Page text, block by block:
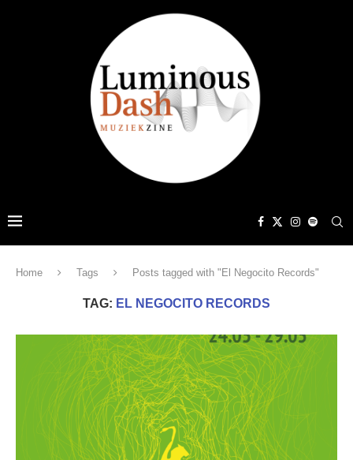
Home Tags Posts tagged with "El Negocito Records"
TAG: EL NEGOCITO RECORDS